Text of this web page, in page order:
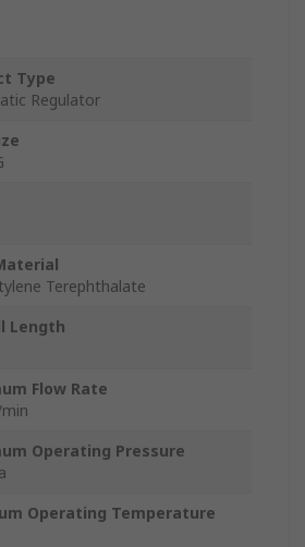
Type
Regulator
Terephthalate
Length
Flow Rate
Operating Pressure
Operating Temperature